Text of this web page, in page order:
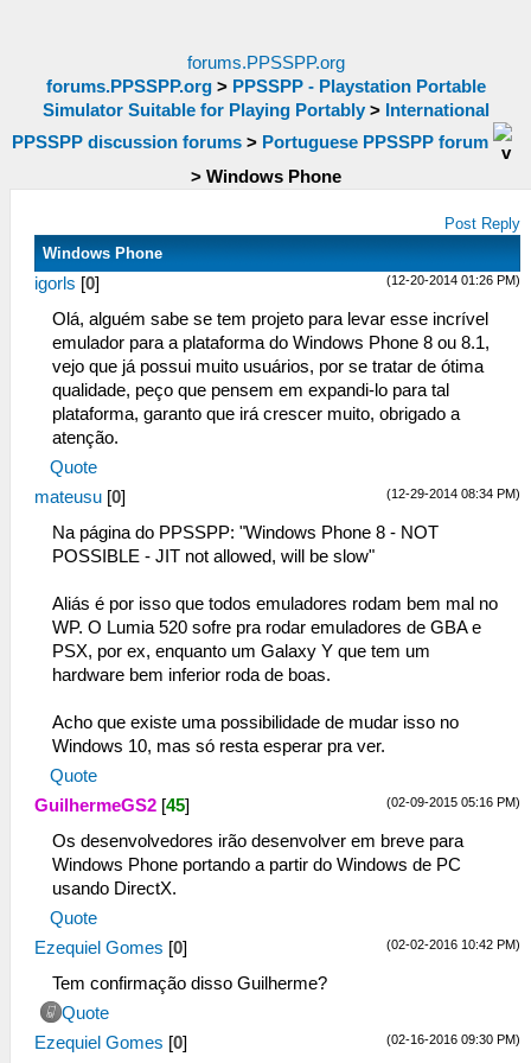
forums.PPSSPP.org
forums.PPSSPP.org> PPSSPP - Playstation Portable
Simulator Suitable for Playing Portably> International
PPSSPP discussion forums> Portuguese PPSSPP forum
> Windows Phone
Post Reply
Windows Phone
(12-20-2014 01:26 PM)
igorls [0]
Olá, alguém sabe se tem projeto para levar esse incrível
emulador para a plataforma do Windows Phone 8 ou 8.1,
vejo que já possui muito usuários, por se tratar de ótima
qualidade, peço que pensem em expandi-lo para tal
plataforma, garanto que irá crescer muito, obrigado a
atenção.
Quote
(12-29-2014 08:34 PM)
mateusu [0]
Na página do PPSSPP: "Windows Phone 8 - NOT
POSSIBLE - JIT not allowed, will be slow"
Aliás é por isso que todos emuladores rodam bem mal no
WP. O Lumia 520 sofre pra rodar emuladores de GBA e
PSX, por ex, enquanto um Galaxy Y que tem um
hardware bem inferior roda de boas.
Acho que existe uma possibilidade de mudar isso no
Windows 10, mas só resta esperar pra ver.
Quote
(02-09-2015 05:16 PM)
GuilhermeGS2 [45]
Os desenvolvedores irão desenvolver em breve para
Windows Phone portando a partir do Windows de PC
usando DirectX.
Quote
(02-02-2016 10:42 PM)
Ezequiel Gomes [0]
Tem confirmação disso Guilherme?
Quote
(02-16-2016 09:30 PM)
Ezequiel Gomes [0]